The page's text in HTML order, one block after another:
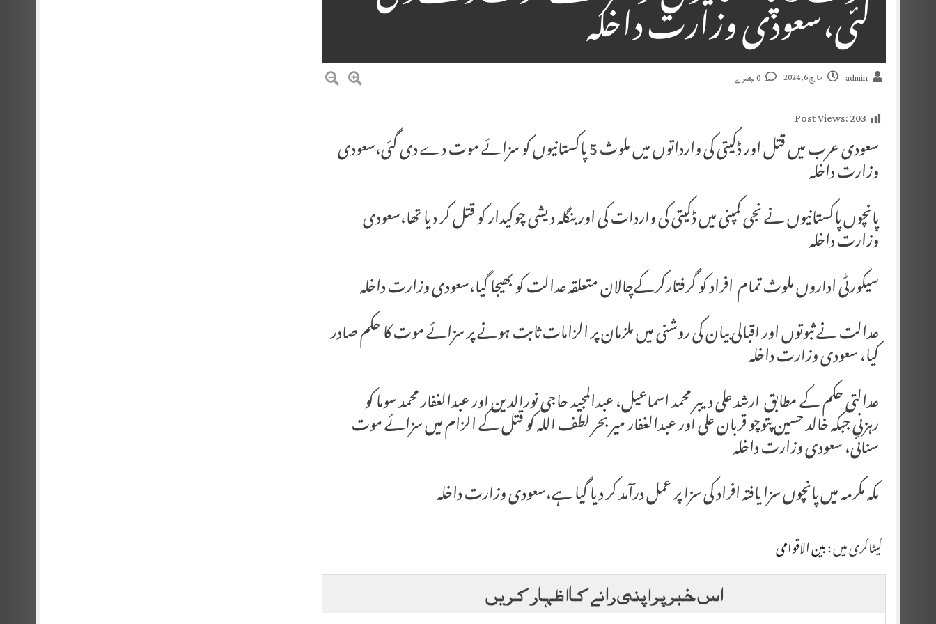
گئی،سعودی وزارت داخلہ
admin مارچ 6, 2024
Post Views:203
سعودی عرب میں قتل اور ڈکیتی کی وارداتوں میں ملوث 5 پاکستانیوں کو سزائے موت دے دی گئی،سعودی
وزارت داخلہ
پانچوں پاکستانیوں نے نجی کمپنی میں ڈکیتی کی واردات کی اور بنگلہ دیشی چوکیدار کو قتل کر دیا تھا،سعودی
وزارت داخلہ
سیکورٹی اداروں ملوث تمام افراد کو گرفتارکرکےچالان متعلقہ عدالت کو بھیجا گیا،سعودی وزارت داخلہ
عدالت نے ثبوتوں اور اقبالی بیان کی روشنی میں ملزمان پر الزامات ثابت ہونے پر سزائے موت کا حکم صادر
کیا، سعودی وزارت داخلہ
عدالتی حکم کے مطابق ارشد علی دیبر محمد اسماعیل، عبدالمجید حاجی نورالدین اور عبدالغفار محمد سوما کو
رہزنی جبکہ خالد حسین پتوچو قربان علی اور عبدالغفار میر بحر لطف اللہ کو قتل کے الزام میں سزائے موت
سنائی، سعودی وزارت داخلہ
مکہ مکرمہ میں پانچوں سزا یافتہ افراد کی سزا پر عمل درآمد کر دیا گیا ہے،سعودی وزارت داخلہ
کیٹاگری میں :بین الاقوامی
اس خبر پر اپنی رائے کا اظہار کریں